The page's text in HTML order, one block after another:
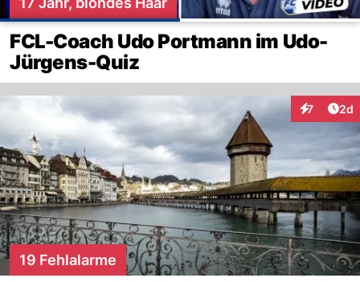
FCL-Coach Udo Portmann im Udo-
Jürgens-Quiz
7 2d
19 Fehlalarme